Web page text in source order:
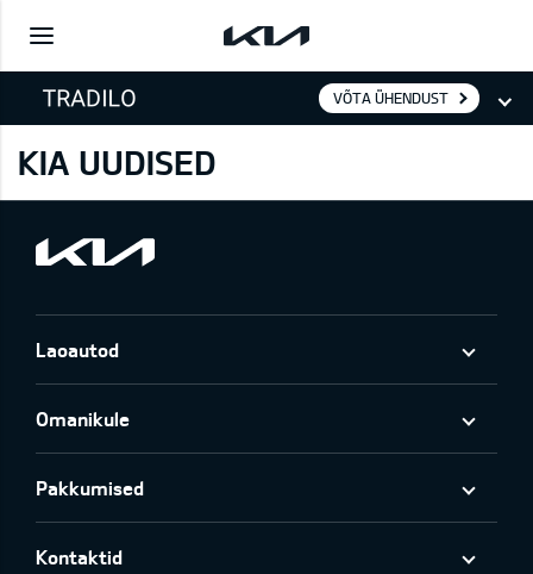
VÕTA ÜHENDUST
KIA UUDISED
Laoautod
Omanikule
Pakkumised
Kontaktid